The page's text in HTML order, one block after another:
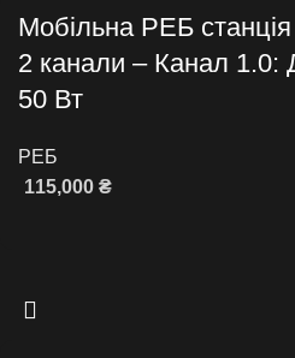
Мобільна РЕБ
2 канали – Канал 1.0:
50 Вт
РЕБ
115,000 ₴